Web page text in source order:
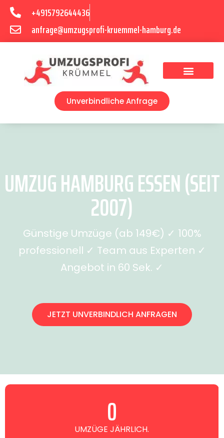
+4915792644436
anfrage@umzugsprofi-kruemmel-hamburg.de
Unverbindliche Anfrage
UMZUG HAMBURG ESSEN (SEIT
2007)
Günstige Umzüge (ab 149€) ✓ 100%
professionell ✓ Team aus Experten ✓
Angebot in 60 Sek. ✓
JETZT UNVERBINDLICH ANFRAGEN
UMZÜGE JÄHRLICH.
0